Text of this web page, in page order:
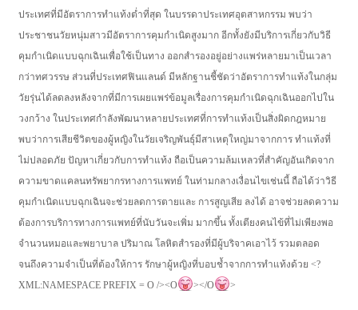
ประเทศที่มีอัตราการทำแท้งต่ำที่สุด ในบรรดาประเทศอุตสาหกรรม พบว่า
ประชาชนวัยหนุ่มสาวมีอัตราการคุมกำเนิดสูงมาก อีกทั้งยังมีบริการเกี่ยวกับวิธี
คุมกำเนิดแบบฉุกเฉินเพื่อใช้เป็นทาง ออกสำรองอยู่อย่างแพร่หลายมาเป็นเวลา
กว่าทศวรรษ ส่วนที่ประเทศฟินแลนด์ มีหลักฐานชี้ชัดว่าอัตราการทำแท้งในกลุ่ม
วัยรุ่นได้ลดลงหลังจากที่มีการเผยแพร่ข้อมูลเรื่องการคุมกำเนิดฉุกเฉินออกไปใน
วงกว้าง ในประเทศกำลังพัฒนาหลายประเทศที่การทำแท้งเป็นสิ่งผิดกฎหมาย
พบว่าการเสียชีวิตของผู้หญิงในวัยเจริญพันธุ์มีสาเหตุใหญ่มาจากการ ทำแท้งที่
ไม่ปลอดภัย ปัญหาเกี่ยวกับการทำแท้ง ถือเป็นความล้มเหลวที่สำคัญอันเกิดจาก
ความขาดแคลนทรัพยากรทางการแพทย์ ในท่ามกลางเงื่อนไขเช่นนี้ ถือได้ว่าวิธี
คุมกำเนิดแบบฉุกเฉินจะช่วยลดการตายและ การสูญเสีย ลงได้ อาจช่วยลดความ
ต้องการบริการทางการแพทย์ที่นับวันจะเพิ่ม มากขึ้น ทั้งเตียงคนไข้ที่ไม่เพียงพอ
จำนวนหมอและพยาบาล ปริมาณ โลหิตสำรองที่มีผู้บริจาคเอาไว้ รวมตลอด
จนถึงความจำเป็นที่ต้องให้การ รักษาผู้หญิงที่บอบช้ำจากการทำแท้งด้วย<?
XML:NAMESPACE PREFIX = O /><O
></O >